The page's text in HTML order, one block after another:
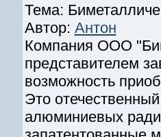
Тема:
Автор: Антон
Компания ООО
представителем
возможность
Это
алюминиевых